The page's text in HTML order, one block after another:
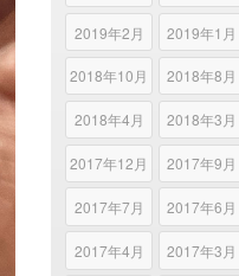
2019年2月 2019年1月
2018年10月 2018年8月
2018年4月 2018年3月
2017年12月 2017年9月
2017年7月 2017年6月
2017年4月 2017年3月